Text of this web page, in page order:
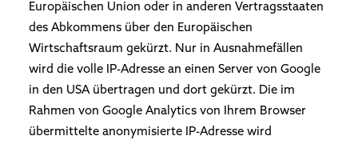
Europäischen Union oder in anderen Vertragsstaaten
des Abkommens über den Europäischen
Wirtschaftsraum gekürzt. Nur in Ausnahmefällen
wird die volle IP-Adresse an einen Server von Google
in den USA übertragen und dort gekürzt. Die im
Rahmen von Google Analytics von Ihrem Browser
übermittelte anonymisierte IP-Adresse wird